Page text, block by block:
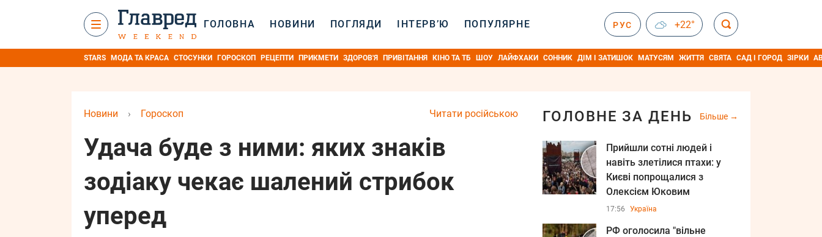
ГОЛОВНА НОВИНИ ПОГЛЯДИ ІНТЕРВ’Ю ПОПУЛЯРНЕ РУС +22°
STARS МОДА ТА КРАСА СТОСУНКИ ГОРОСКОП РЕЦЕПТИ ПРИКМЕТИ ЗДОРОВ'Я ПРИВІТАННЯ КІНО ТА ТБ ШОУ ЛАЙФХАКИ СОННИК ДІМ І ЗАТИШОК МАТУСЯМ ЖИТТЯ СВЯТА САД І ГОРОД ЗІРКИ
Читати російською
Новини › Гороскоп
Удача буде з ними: яких знаків
зодіаку чекає шалений стрибок
уперед
ГОЛОВНЕ ЗА ДЕНЬ Більше
Прийшли сотні людей і
навіть злетілися птахи: у
Києві попрощалися з
Олексієм Юковим
17:56 Україна
РФ оголосила "вільне